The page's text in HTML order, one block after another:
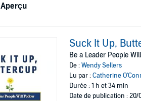
Aperçu
Suck It Up,
Be a Leader People
De :Wendy Sellers
Lu par :Catherine
Durée : 1 h et 34 min
Date de publication : 20/